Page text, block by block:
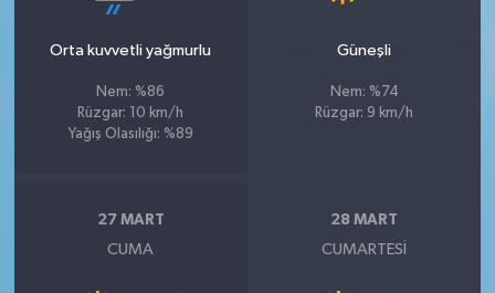
Orta kuvvetli yağmurlu
Nem: %86
Rüzgar: 10 km/h
Yağış Olasılığı: %89
Güneşli
Nem: %74
Rüzgar: 9 km/h
27 MART
CUMA
28 MART
CUMARTESI